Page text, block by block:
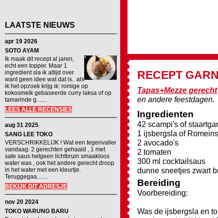
LAATSTE NIEUWS
apr 19 2026
SOTO AYAM
Ik maak dit recept al jaren,
echt een topper. Maar 1
ingredient sla ik altijd over
want geen idee wat dat is.. als
ik het opzoek krijg ik: romige op
kokosmelk gebaseerde curry laksa of op
tamarinde g.......
LEES ALLE RECENSIES
aug 31 2025
SANG LEE TOKO
VERSCHRIKKELIJK ! Wat een tegenvaller
vandaag. 2 gerechten gehaald , 1 met
sate saus hetgeen lichtbruin smaakloos
water was , ook het andere gerecht droop
in het water met een kleurtje.
Teruggegaa.......
BEKIJK DIT ADRESJE
nov 20 2024
TOKO WARUNG BARU
RECEPT
Tapas+Mezze gerecht
en andere feestdagen.
Ingredienten
42 scampi's of
1 ijsbergsla of
2 avocado's
2 tomaten
300 ml cocktailsaus
dunne sneetjes zwart
Bereiding
Voorbereiding:
Was de ijsbergsla en